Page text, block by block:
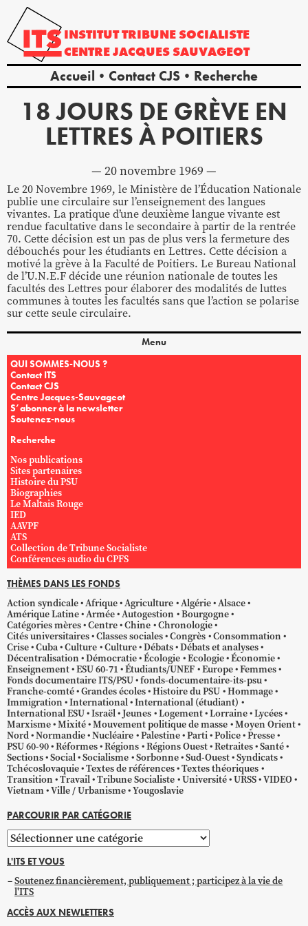
INSTITUTTRIBUNE SOCIALISTE
CENTREJACQUES SAUVAGEOT
Accueil Contact CJS Recherche
18 JOURS DE GRÈVE EN
LETTRES À POITIERS
20 novembre 1969
Le 20 Novembre 1969, le Ministère de l’Éducation Nationale
publie une circulaire sur l’enseignement des langues
vivantes. La pratique d’une deuxième langue vivante est
rendue facultative dans le secondaire à partir de la rentrée
70. Cette décision est un pas de plus vers la fermeture des
débouchés pour les étudiants en Lettres. Cette décision a
motivé la grève à la Faculté de Poitiers. Le Bureau National
de l’U.N.E.F décide une réunion nationale de toutes les
facultés des Lettres pour élaborer des modalités de luttes
communes à toutes les facultés sans que l’action se polarise
sur cette seule circulaire.
Menu
QUI SOMMES-NOUS ?
Contact ITS
Contact CJS
Centre Jacques-Sauvageot
S’abonner à la newsletter
Soutenez-nous
Recherche
Nos publications
Sites partenaires
Histoire du PSU
Biographies
Le Maltais Rouge
IED
AAVPF
ATS
Collection de Tribune Socialiste
Conférences audio du CPFS
THÈMES DANS LES FONDS
Action syndicale Afrique Agriculture Algérie Alsace
Amérique Latine Armée Autogestion
Bourgogne
Catégories mères Centre Chine Chronologie
Cités universitaires Classes sociales Congrès Consommation
Crise Cuba Culture Culture Débats Débats et analyses
Décentralisation Démocratie Écologie Ecologie Économie
Enseignement ESU 60-71 Étudiants/UNEF Europe Femmes
Fonds documentaire ITS/PSU fonds-documentaire-its-psu
Franche-comté Grandes écoles Histoire du PSU Hommage
Immigration International International (étudiant)
International ESU Israël Jeunes Logement Lorraine Lycées
Marxisme Mixité Mouvement politique de masse Moyen Orient
Nord Normandie Nucléaire Palestine Parti Police Presse
PSU 60-90 Réformes Régions Régions Ouest Retraites Santé
Sections Social Socialisme Sorbonne Sud-Ouest Syndicats
Tchécoslovaquie Textes de références Textes théoriques
Transition Travail Tribune Socialiste Université URSS VIDEO
Vietnam Ville / Urbanisme Yougoslavie
PARCOURIR PAR CATÉGORIE
Parcourir
par
catégorie
L'ITS ET VOUS
Soutenez financièrement, publiquement ; participez à la vie de
l'ITS
ACCÈS AUX NEWLETTERS